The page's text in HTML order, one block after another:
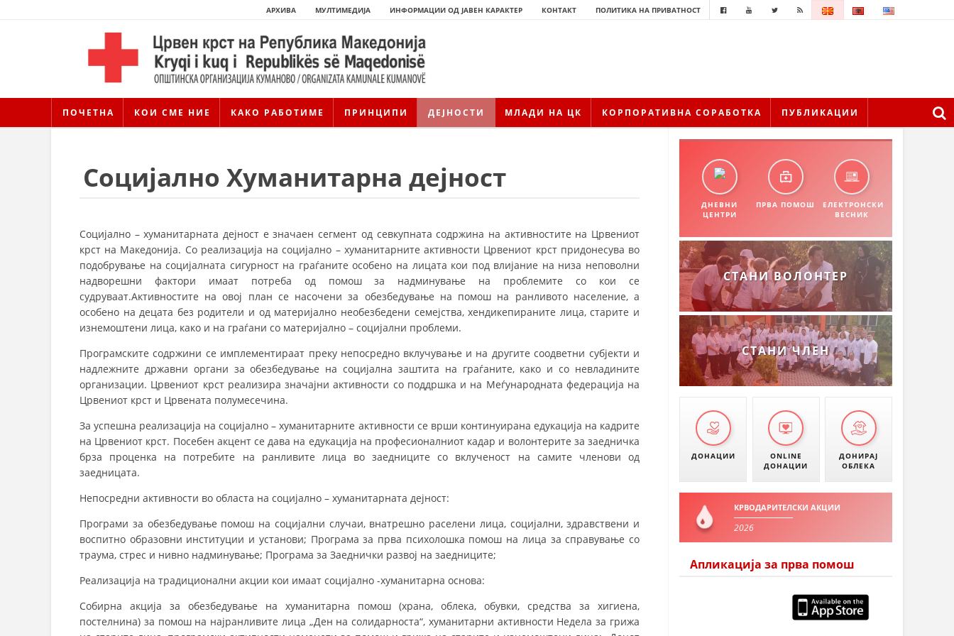
АРХИВА МУЛТИМЕДИЈА ИНФОРМАЦИИ ОД ЈАВЕН КАРАКТЕР КОНТАКТ ПОЛИТИКА НА ПРИВАТНОСТ
ПОЧЕТНА КОИ СМЕ НИЕ КАКО РАБОТИМЕ ПРИНЦИПИ ДЕЈНОСТИ МЛАДИ НА ЦК КОРПОРАТИВНА СОРАБОТКА ПУБЛИКАЦИИ
ИСТОРИЈАТ НА ЦКРМ
ИСТОРИЈАТ НА ДВИЖЕЊЕТО
СТРУКТУРА И ОРГАНИЗАЦИОНА ПОСТАВЕНОСТ – ОПШТИНСКА ОРГАНИЗАЦИЈА КУМАНОВО
СТАТУТ НА ЦКРМ
ОРГАНИЗАЦИЈА И РАЗВОЈ
ДИСЕМИНАЦИЈА
Социјално Хуманитарна дејност
Социјално – хуманитарната дејност е значаен сегмент од севкупната содржина на активностите на Црвениот
крст на Македонија. Со реализација на социјално – хуманитарните активности Црвениот крст придонесува во
подобрување на социјалната сигурност на граѓаните особено на лицата кои под влијание на низа неповолни
надворешни фактори имаат потреба од помош за надминување на проблемите со кои се
судруваат.Активностите на овој план се насочени за обезбедување на помош на ранливото население, а
особено на децата без родители и од материјално необезбедени семејства, хендикепираните лица, старите и
изнемоштени лица, како и на граѓани со материјално – социјални проблеми.
Програмските содржини се имплементираат преку непосредно вклучување и на другите соодветни субјекти и
надлежните државни органи за обезбедување на социјална заштита на граѓаните, како и со невладините
организации. Црвениот крст реализира значајни активности со поддршка и на Меѓународната федерација на
Црвениот крст и Црвената полумесечина.
За успешна реализација на социјално – хуманитарните активности се врши континуирана едукација на кадрите
на Црвениот крст. Посебен акцент се дава на едукација на професионалниот кадар и волонтерите за заедничка
брза проценка на потребите на ранливите лица во заедниците со вклученост на самите членови од
заедницата.
Непосредни активности во областа на социјално – хуманитарната дејност:
Програми за обезбедување помош на социјални случаи, внатрешно раселени лица, социјални, здравствени и
воспитно образовни институции и установи; Програма за прва психолошка помош на лица за справување со
траума, стрес и нивно надминување; Програма за Заеднички развој на заедниците;
Реализација на традиционални акции кои имаат социјално -хуманитарна основа:
Собирна акција за обезбедување на хуманитарна помош (храна, облека, обувки, средства за хигиена,
постелнина) за помош на најранливите лица „Ден на солидарноста“, хуманитарни активности Недела за грижа
ДНЕВНИ
ЦЕНТРИ
ПРВА ПОМОШ
ЕЛЕКТРОНСКИ
ВЕСНИК
СТАНИ ВОЛОНТЕР
СТАНИ ЧЛЕН
ДОНАЦИИ
ONLINE
ДОНАЦИИ
ДОНИРАЈ
ОБЛЕКА
КРВОДАРИТЕЛСКИ АКЦИИ
2026
Апликација за прва помош